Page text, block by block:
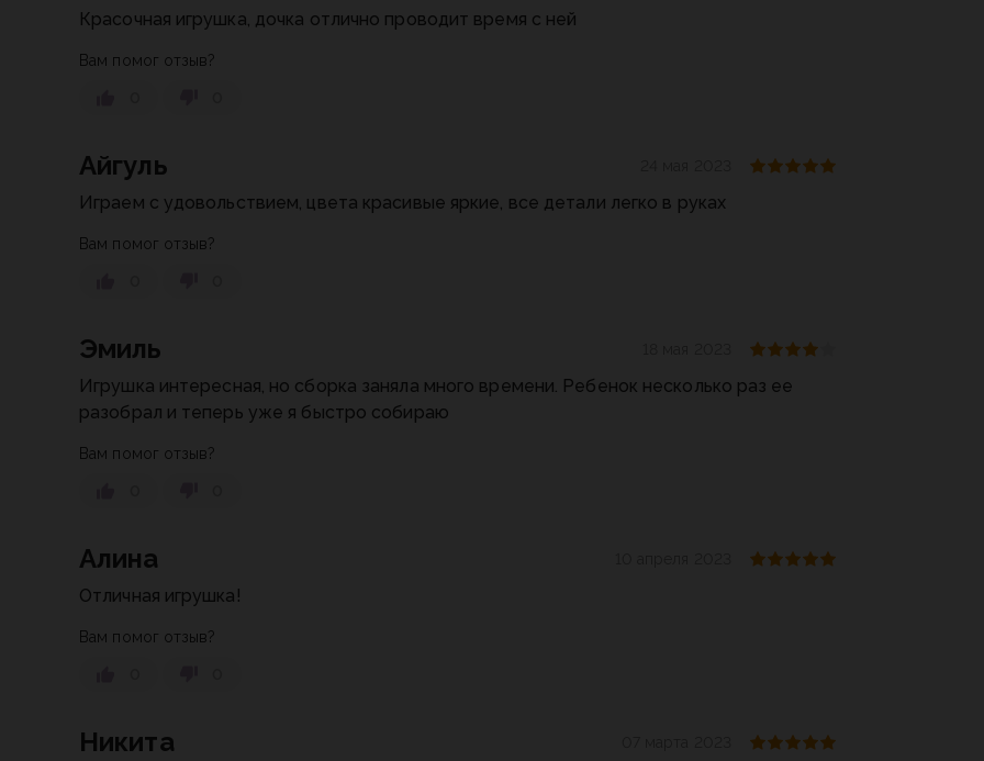
Красочная игрушка, дочка отлично проводит время с ней
Вам помог отзыв?
Айгуль
Играем с удовольствием, цвета красивые яркие, все детали легко в руках
Вам помог отзыв?
Эмиль
Игрушка интересная, но сборка заняла много времени. Ребенок несколько раз ее
разобрал и теперь уже я быстро собираю
Вам помог отзыв?
Алина
Отличная игрушка!
Вам помог отзыв?
Никита